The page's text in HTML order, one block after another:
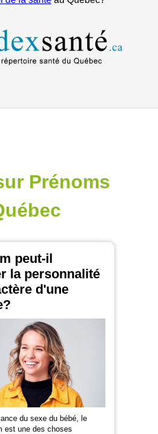
Prénoms
peut-il
la personnalité
d'une
du sexe du bébé, le
est une des choses